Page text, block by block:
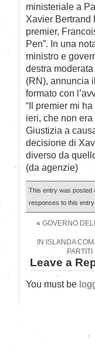
ministeriale a
Xavier Bertrand
premier,
Pen”. In una
ministro e
destra
(RN), annuncia
formato con
“Il premier mi
ieri, che non
Giustizia a
decisione di
diverso da
(da agenzie)
This entry was posted
responses to this
« GOVERNO
IN ISLANDA
Leave a
You must be